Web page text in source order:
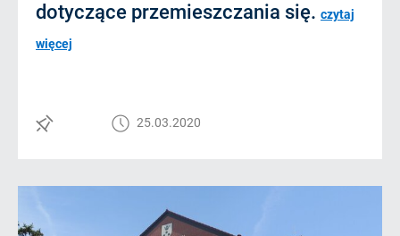
dotyczące przemieszczania się. czytaj
więcej
25.03.2020